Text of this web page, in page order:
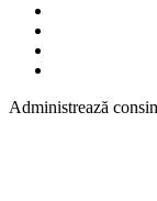
Administrează